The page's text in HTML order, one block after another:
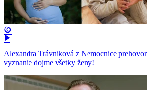
Alexandra Trávniková z Nemocnice
vyznanie dojme všetky ženy!